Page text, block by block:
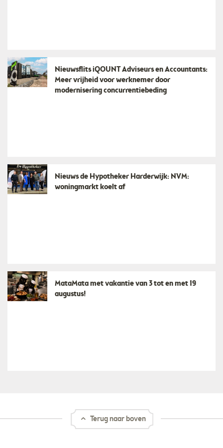
Nieuwsflits iQOUNT Adviseurs en Accountants:
Meer vrijheid voor werknemer door
modernisering concurrentiebeding
Nieuws de Hypotheker Harderwijk: NVM:
woningmarkt koelt af
MataMata met vakantie van 3 tot en met 19
augustus!
Terug naar boven